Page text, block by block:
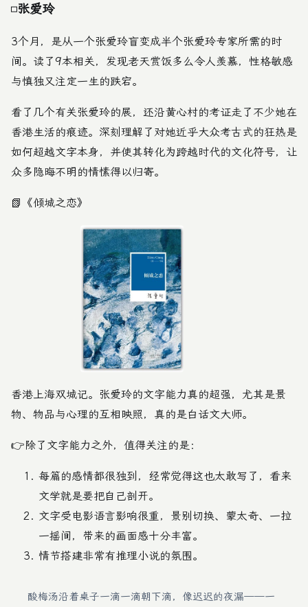
张爱玲
3个月，是从一个张爱玲盲变成半个张爱玲专家所需的时
间。读了9本相关，发现老天赏饭多么令人羡慕，性格敏感
与慎独又注定一生的跌宕。
看了几个有关张爱玲的展，还沿黄心村的考证走了不少她在
香港生活的痕迹。深刻理解了对她近乎大众考古式的狂热是
如何超越文字本身，并使其转化为跨越时代的文化符号，让
众多隐晦不明的情愫得以归寄。
📗 《倾城之恋》
香港上海双城记。张爱玲的文字能力真的超强，尤其是景
物、物品与心理的互相映照，真的是白话文大师。
👉除了文字能力之外，值得关注的是：
每篇的感情都很独到，经常觉得这也太敢写了，看来
文学就是要把自己剖开。
文字受电影语言影响很重，景别切换、蒙太奇、一拉
一摇间，带来的画面感十分丰富。
情节搭建非常有推理小说的氛围。
酸梅汤沿着桌子一滴一滴朝下滴，像迟迟的夜漏——一